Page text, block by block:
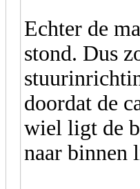
Echter de
stond. Dus
doordat de
wiel ligt de
naar binnen